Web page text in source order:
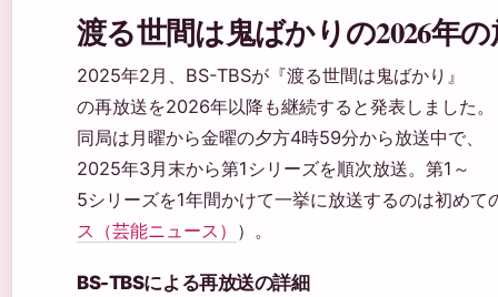
渡る世間は鬼ばかりの2026年
2025年2月、BS-TBSが『渡る世間は鬼ばかり』
の再放送を2026年以降も継続すると発表しました。
同局は月曜から金曜の夕方4時59分から放送中で、
2025年3月末から第1シリーズを順次放送。第1～
5シリーズを1年間かけて一挙に放送するのは初めて
ス（芸能ニュース） ）。
BS-TBSによる再放送の詳細